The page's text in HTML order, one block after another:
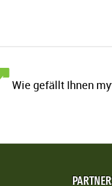
Wie gefällt Ihnen